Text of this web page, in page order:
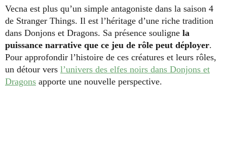
Vecna est plus qu’un simple antagoniste dans la saison 4
de Stranger Things. Il est l’héritage d’une riche tradition
dans Donjons et Dragons. Sa présence souligne la
puissance narrative que ce jeu de rôle peut déployer.
Pour approfondir l’histoire de ces créatures et leurs rôles,
un détour vers l’univers des elfes noirs dans Donjons et
Dragons apporte une nouvelle perspective.